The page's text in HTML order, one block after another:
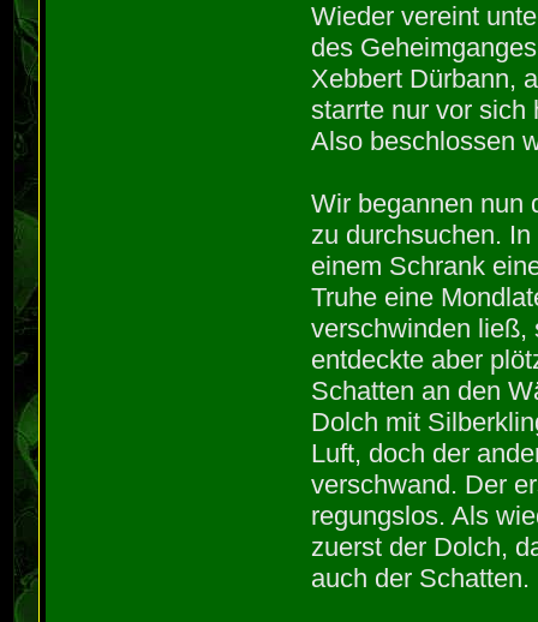
Wieder vereint
des
Xebbert Dürbann,
starrte nur vor sich
Also beschlossen
Wir begannen nun
zu durchsuchen.
einem Schrank
Truhe eine
verschwinden ließ,
entdeckte aber
Schatten an den
Dolch mit
Luft, doch der
verschwand. Der
regungslos. Als
zuerst der Dolch,
auch der